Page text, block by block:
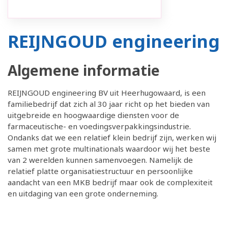
REIJNGOUD engineering
Algemene informatie
REIJNGOUD engineering BV uit Heerhugowaard, is een
familiebedrijf dat zich al 30 jaar richt op het bieden van
uitgebreide en hoogwaardige diensten voor de
farmaceutische- en voedingsverpakkingsindustrie.
Ondanks dat we een relatief klein bedrijf zijn, werken wij
samen met grote multinationals waardoor wij het beste
van 2 werelden kunnen samenvoegen. Namelijk de
relatief platte organisatiestructuur en persoonlijke
aandacht van een MKB bedrijf maar ook de complexiteit
en uitdaging van een grote onderneming.